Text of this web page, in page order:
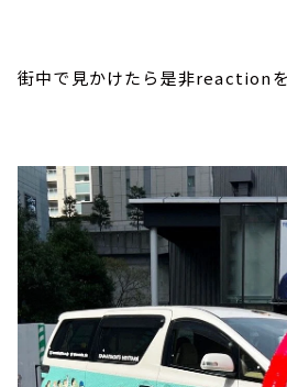
街中で見かけたら是非reaction